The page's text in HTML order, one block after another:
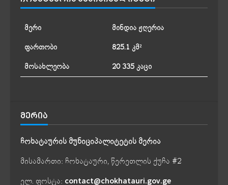
მერი
მინდია ჟღერია
ფართობი
825.1 კმ²
მოსახლეობა
20 335 კაცი
ᲛᲔᲠᲘᲐ
ჩოხატაურის მუნიციპალიტეტის მერია
მისამართი: ჩოხატაური, წერეთლის ქუჩა #2
ელ. ფოსტა: contact@chokhatauri.gov.ge